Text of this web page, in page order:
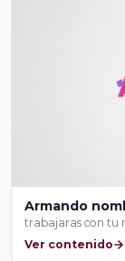
Armando
trabajaras con tu
Ver contenido